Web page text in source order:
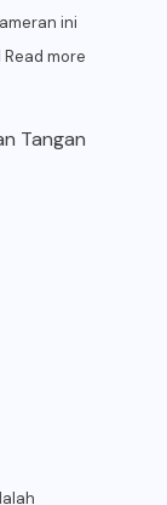
ini
Read more
Tangan